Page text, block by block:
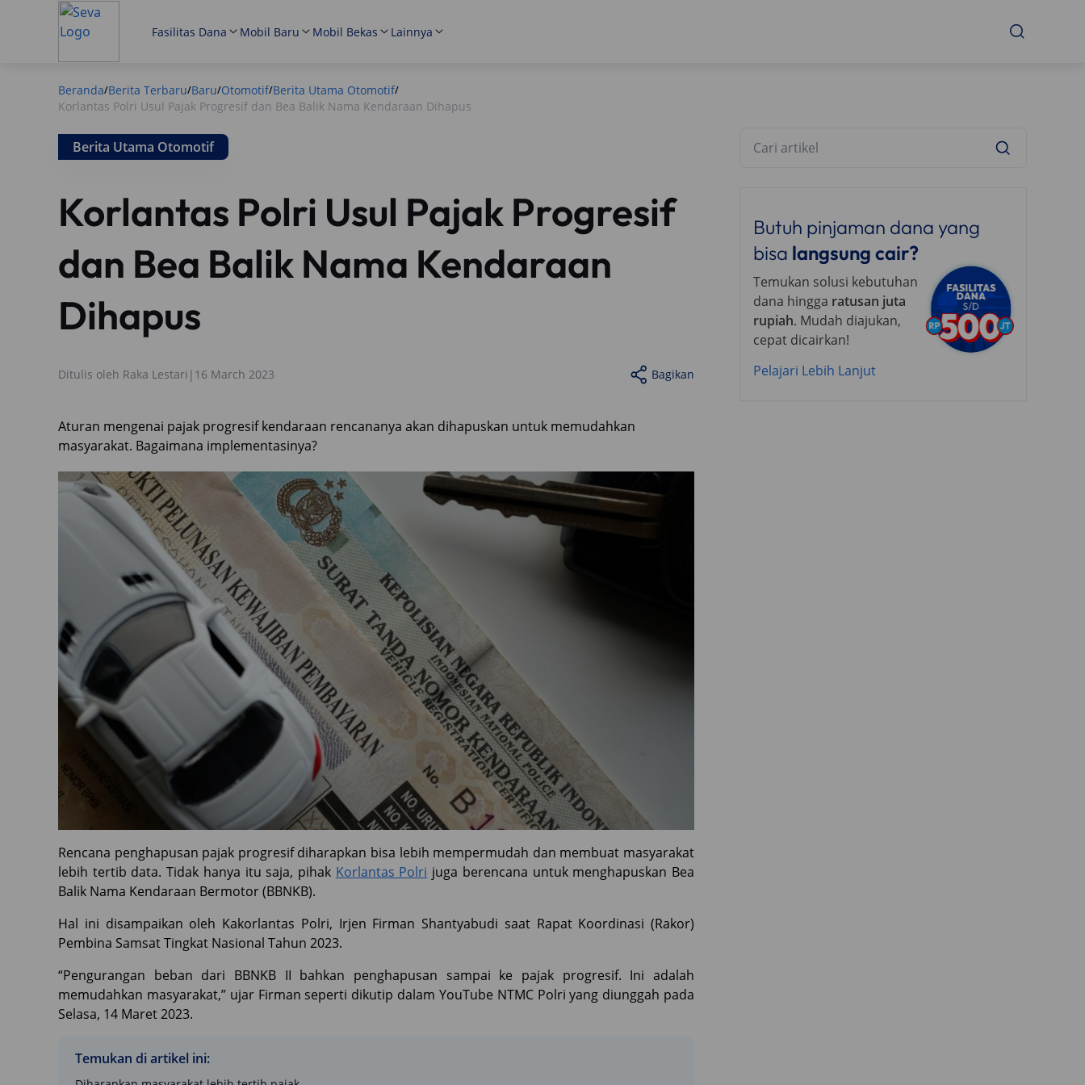
Fasilitas Dana Mobil Baru Mobil Bekas Lainnya
Beranda/Berita Terbaru/Baru/Otomotif/Berita Utama Otomotif/
Korlantas Polri Usul Pajak Progresif dan Bea Balik Nama Kendaraan Dihapus
Berita Utama Otomotif
Korlantas Polri Usul Pajak Progresif
dan Bea Balik Nama Kendaraan
Dihapus
Ditulis oleh Raka Lestari | 16 March 2023 Bagikan
Aturan mengenai pajak progresif kendaraan rencananya akan dihapuskan untuk memudahkan
masyarakat. Bagaimana implementasinya?
Rencana penghapusan pajak progresif diharapkan bisa lebih mempermudah dan membuat masyarakat
lebih tertib data. Tidak hanya itu saja, pihak Korlantas Polri juga berencana untuk menghapuskan Bea
Balik Nama Kendaraan Bermotor (BBNKB).
Hal ini disampaikan oleh Kakorlantas Polri, Irjen Firman Shantyabudi saat Rapat Koordinasi (Rakor)
Pembina Samsat Tingkat Nasional Tahun 2023.
“Pengurangan beban dari BBNKB II bahkan penghapusan sampai ke pajak progresif. Ini adalah
memudahkan masyarakat,” ujar Firman seperti dikutip dalam YouTube NTMC Polri yang diunggah pada
Selasa, 14 Maret 2023.
Temukan di artikel ini:
Butuh pinjaman dana yang
bisa langsung cair?
Temukan solusi kebutuhan
dana hingga ratusan juta
rupiah. Mudah diajukan,
cepat dicairkan!
Pelajari Lebih Lanjut